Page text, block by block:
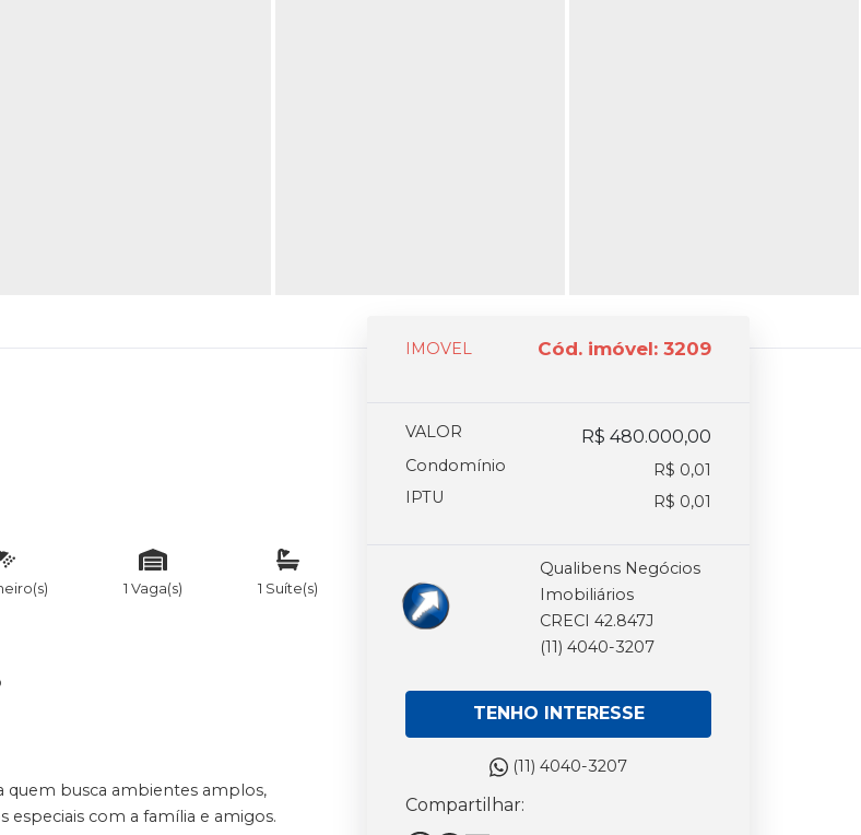
1 Vaga(s) 1 Suíte(s)
quem busca ambientes amplos,
com a família e amigos.
IMOVEL Cód. imóvel: 3209
VALOR R$ 480.000,00
Condomínio
R$ 0,01
IPTU
R$ 0,01
Qualibens Negócios
Imobiliários
CRECI 42.847J
(11) 4040-3207
TENHO INTERESSE
(11) 4040-3207
Compartilhar: